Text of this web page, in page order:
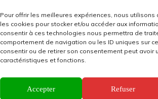
Pour offrir les meilleures expériences, nous
les cookies pour stocker et/ou accéder aux
consentir à ces technologies nous permettra de
comportement de navigation ou les ID uniques sur
consentir ou de retirer son consentement peut avoir
caractéristiques et fonctions.
Accepter Refuser
: Le Quartier «